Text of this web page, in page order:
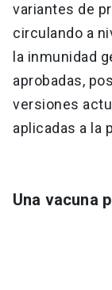
variantes de
circulando a
la inmunidad
aprobadas,
versiones
aplicadas a la
Una vacuna